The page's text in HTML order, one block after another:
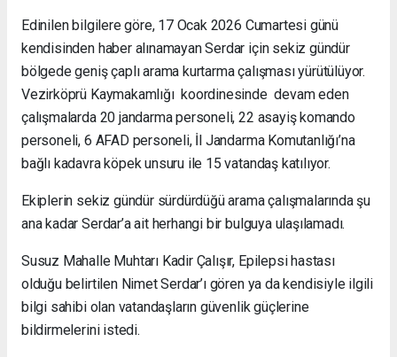
Edinilen bilgilere göre, 17 Ocak 2026 Cumartesi günü
kendisinden haber alınamayan Serdar için sekiz gündür
bölgede geniş çaplı arama kurtarma çalışması yürütülüyor.
Vezirköprü Kaymakamlığı koordinesinde devam eden
çalışmalarda 20 jandarma personeli, 22 asayiş komando
personeli, 6 AFAD personeli, İl Jandarma Komutanlığı’na
bağlı kadavra köpek unsuru ile 15 vatandaş katılıyor.
Ekiplerin sekiz gündür sürdürdüğü arama çalışmalarında şu
ana kadar Serdar’a ait herhangi bir bulguya ulaşılamadı.
Susuz Mahalle Muhtarı Kadir Çalışır, Epilepsi hastası
olduğu belirtilen Nimet Serdar’ı gören ya da kendisiyle ilgili
bilgi sahibi olan vatandaşların güvenlik güçlerine
bildirmelerini istedi.